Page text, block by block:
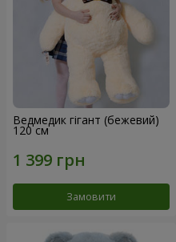
Ведмедик гігант (бежевий)
120 см
Замовити